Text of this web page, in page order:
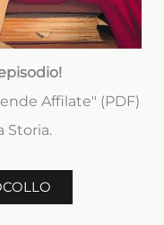
Affilate" (PDF)
Storia.